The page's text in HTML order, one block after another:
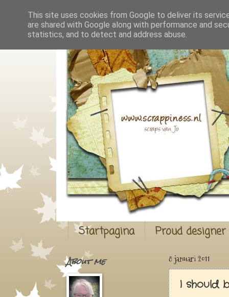
Startpagina Proud
8 januari 2011
I should
About me
This site uses cookies from Google to deliver its
are shared with Google along with performance and
statistics, and to detect and address abuse.